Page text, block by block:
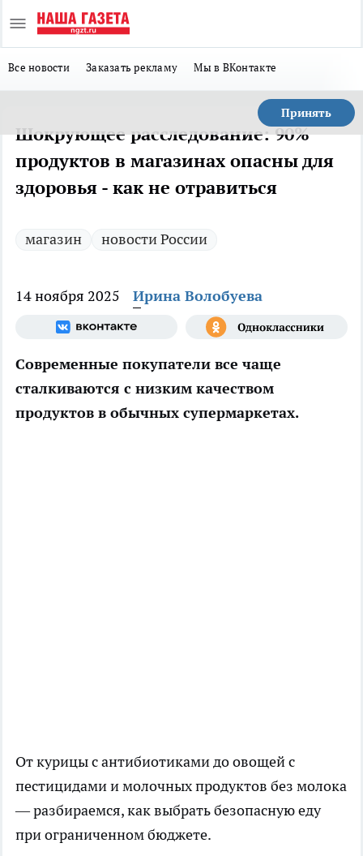
Все новости Заказать рекламу Мы в ВКонтакте
Принять
Шокрующее расследование: 90%
продуктов в магазинах опасны для
здоровья - как не отравиться
магазин новости России
14 ноября 2025 Ирина Волобуева
Современные покупатели все чаще
сталкиваются с низким качеством
продуктов в обычных супермаркетах.
От курицы с антибиотиками доовощейс
пестицидами и молочных продуктов без молока
— разбираемся, как выбрать безопасную еду
при ограниченном бюджете.